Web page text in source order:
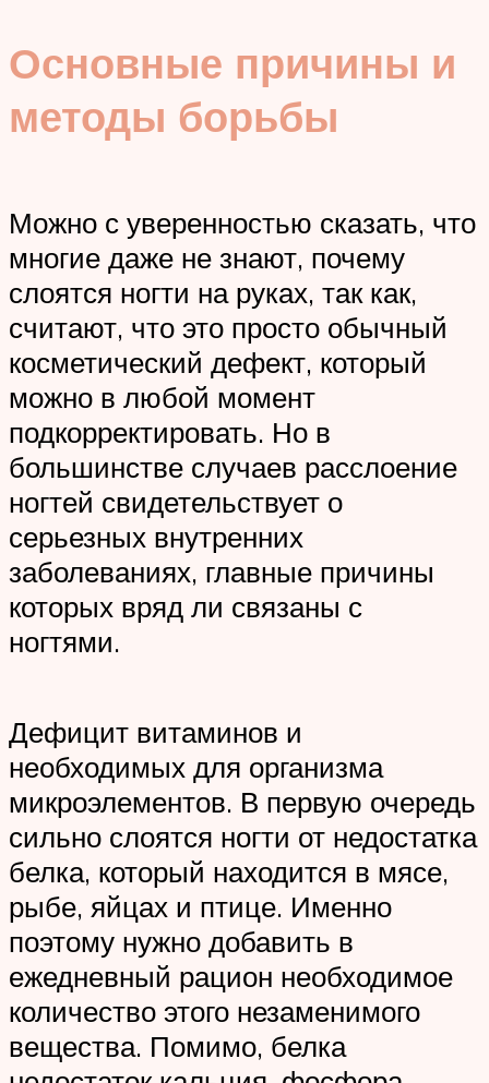
Основные причины и
методы борьбы
Можно с уверенностью сказать, что
многие даже не знают, почему
слоятся ногти на руках, так как,
считают, что это просто обычный
косметический дефект, который
можно в любой момент
подкорректировать. Но в
большинстве случаев расслоение
ногтей свидетельствует о
серьезных внутренних
заболеваниях, главные причины
которых вряд ли связаны с
ногтями.
Дефицит витаминов и
необходимых для организма
микроэлементов. В первую очередь
сильно слоятся ногти от недостатка
белка, который находится в мясе,
рыбе, яйцах и птице. Именно
поэтому нужно добавить в
ежедневный рацион необходимое
количество этого незаменимого
вещества. Помимо, белка